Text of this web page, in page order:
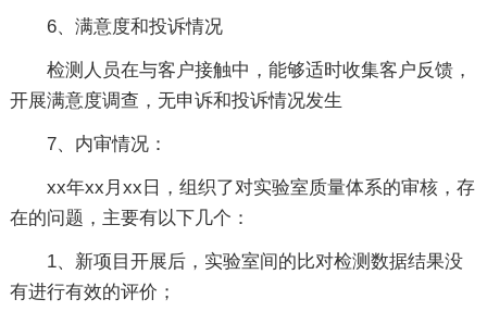
6、满意度和投诉情况
检测人员在与客户接触中，能够适时收集客户反馈，
开展满意度调查，无申诉和投诉情况发生
7、内审情况：
xx年xx月xx日，组织了对实验室质量体系的审核，存
在的问题，主要有以下几个：
1、新项目开展后，实验室间的比对检测数据结果没
有进行有效的评价；